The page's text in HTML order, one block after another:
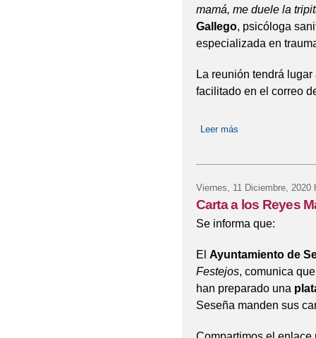
mamá, me duele la
Gallego, psicóloga
especializada en
La reunión tendrá
facilitado en el correo
Leer más
Viernes, 11 Diciembre, 2020
Carta a los Reyes
Se informa que:
El Ayuntamiento de
Festejos, comunica
han preparado una
Seseña manden sus